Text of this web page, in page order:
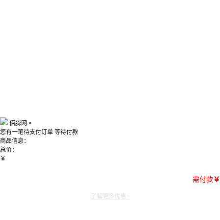
佰腾网 ×
您有一笔待支付订单 等待付款
商品信息：
总价：
￥
需付款￥
了解更多优惠~